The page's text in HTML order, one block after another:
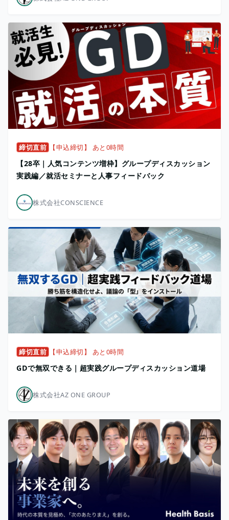
締切直前 【申込締切】 あと0時間
【28卒｜人気コンテンツ増枠】グループディスカッション
実践編／就活セミナーと人事フィードバック
株式会社CONSCIENCE
締切直前 【申込締切】 あと0時間
GDで無双できる｜超実践グループディスカッション道場
株式会社AZ ONE GROUP